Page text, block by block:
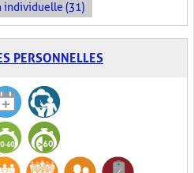
individuelle (31)
PERSONNELLES